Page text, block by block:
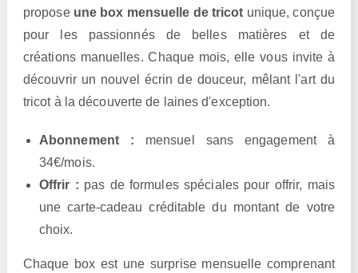
propose une box mensuelle de tricot unique, conçue
pour les passionnés de belles matières et de
créations manuelles. Chaque mois, elle vous invite à
découvrir un nouvel écrin de douceur, mêlant l'art du
tricot à la découverte de laines d'exception.
Abonnement : mensuel sans engagement à
34€/mois.
Offrir : pas de formules spéciales pour offrir, mais
une carte-cadeau créditable du montant de votre
choix.
Chaque box est une surprise mensuelle comprenant